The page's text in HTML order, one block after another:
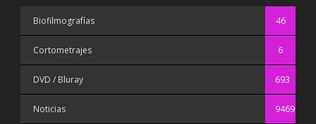
Biofilmografías 46
Cortometrajes 6
DVD / Bluray 693
Noticias 9469